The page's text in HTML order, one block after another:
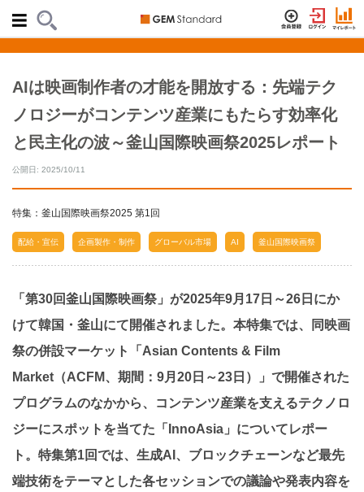
AIは映画制作者の才能を開放する：先端テク
ノロジーがコンテンツ産業にもたらす効率化
と民主化の波～釜山国際映画祭2025レポート
公開日: 2025/10/11
特集：釜山国際映画祭2025 第1回
配給・宣伝 企画製作・制作 グローバル市場 AI 釜山国際映画祭
「第30回釜山国際映画祭」が2025年9月17日～26日にか
けて韓国・釜山にて開催されました。本特集では、同映画
祭の併設マーケット「Asian Contents & Film
Market（ACFM、期間：9月20日～23日）」で開催された
プログラムのなかから、コンテンツ産業を支えるテクノロ
ジーにスポットを当てた「InnoAsia」についてレポー
ト。特集第1回では、生成AI、ブロックチェーンなど最先
端技術をテーマとした各セッションでの議論や発表内容を